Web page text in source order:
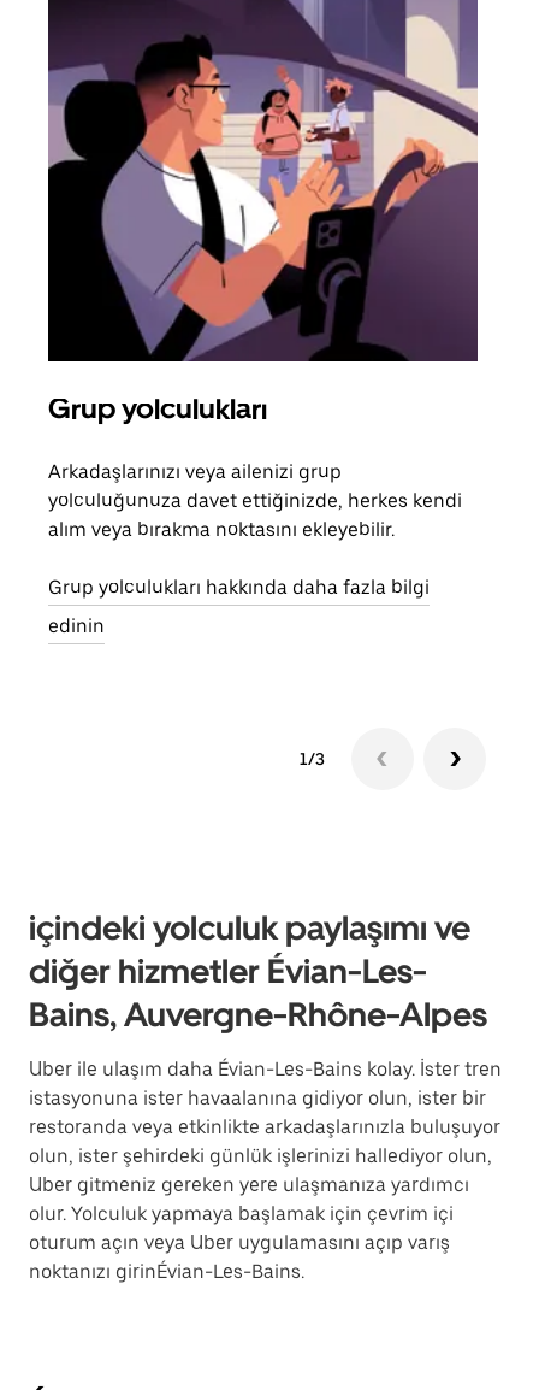
Grup yolculukları
Arkadaşlarınızı veya ailenizi grup
yolculuğunuza davet ettiğinizde, herkes kendi
alım veya bırakma noktasını ekleyebilir.
Grup yolculukları hakkında daha fazla bilgi
edinin
1/3
içindeki yolculuk paylaşımı ve
diğer hizmetler Évian-Les-
Bains, Auvergne-Rhône-Alpes
Uber ile ulaşım daha Évian-Les-Bains kolay. İster tren
istasyonuna ister havaalanına gidiyor olun, ister bir
restoranda veya etkinlikte arkadaşlarınızla buluşuyor
olun, ister şehirdeki günlük işlerinizi hallediyor olun,
Uber gitmeniz gereken yere ulaşmanıza yardımcı
olur. Yolculuk yapmaya başlamak için çevrim içi
oturum açın veya Uber uygulamasını açıp varış
noktanızı girinÉvian-Les-Bains.